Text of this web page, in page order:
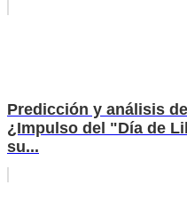
Predicción y análisis
¿Impulso del "Día de
su...